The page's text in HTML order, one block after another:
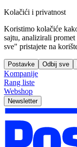
Kolačići i privatnost
Koristimo kolačiće
sajtu, analizirali
sve" pristajete na
Postavke Odbij sve
Kompanije
Rang liste
Webshop
Newsletter